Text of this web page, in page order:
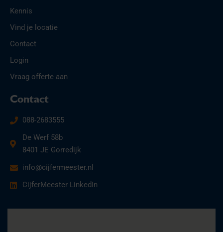
Kennis
Vind je locatie
Contact
Login
Vraag offerte aan
Contact
088-2683555
De Werf 58b
8401 JE Gorredijk
info@cijfermeester.nl
CijferMeester LinkedIn